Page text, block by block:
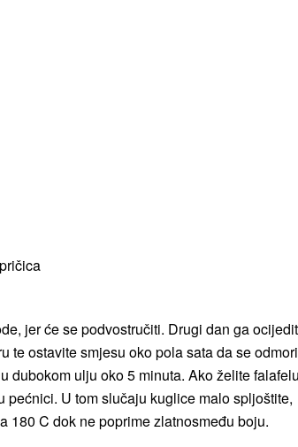
jer će se podvostručiti. Drugi dan ga
te ostavite smjesu oko pola sata da se
dubokom ulju oko 5 minuta. Ako želite falafelu
U tom slučaju kuglice malo spljoštite,
180 C dok ne poprime zlatnosmeđu boju.